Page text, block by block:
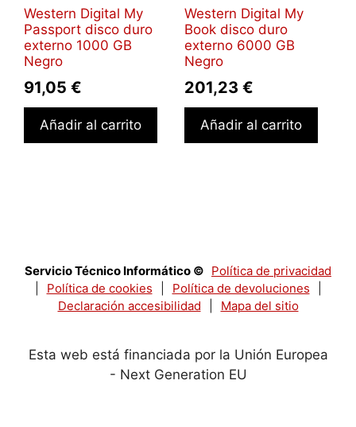
Western Digital My
Passport disco duro
externo 1000 GB
Negro
91,05 €
Añadir al carrito
Western Digital My
Book disco duro
externo 6000 GB
Negro
201,23 €
Añadir al carrito
Servicio Técnico Informático © Política de privacidad
Política de cookies Política de devoluciones
Declaración accesibilidad
Mapa del sitio
Esta web está financiada por la Unión Europea
- Next Generation EU